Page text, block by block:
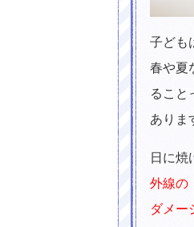
子ども
春や夏
ること
ありま
日に焼
外線の
ダメー